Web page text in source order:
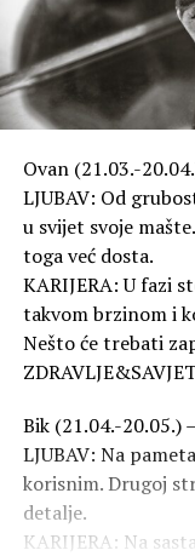
Ovan (21.03.-
LJUBAV: Od
u svijet svoje
toga već dosta.
KARIJERA: U fazi
takvom brzinom i
Nešto će trebati
Bik (21.04.-20.05.)
LJUBAV: Na
korisnim. Drugoj
detalje.
KARIJERA: Na